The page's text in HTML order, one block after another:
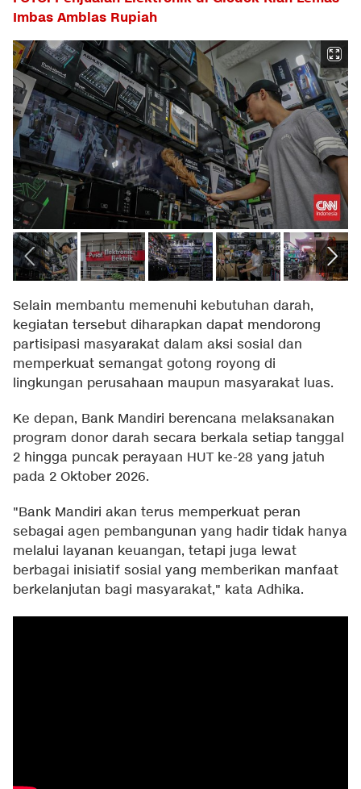
Imbas Amblas Rupiah
Selain membantu memenuhi kebutuhan darah,
kegiatan tersebut diharapkan dapat mendorong
partisipasi masyarakat dalam aksi sosial dan
memperkuat semangat gotong royong di
lingkungan perusahaan maupun masyarakat luas.
Ke depan, Bank Mandiri berencana melaksanakan
program donor darah secara berkala setiap tanggal
2 hingga puncak perayaan HUT ke-28 yang jatuh
pada 2 Oktober 2026.
"Bank Mandiri akan terus memperkuat peran
sebagai agen pembangunan yang hadir tidak hanya
melalui layanan keuangan, tetapi juga lewat
berbagai inisiatif sosial yang memberikan manfaat
berkelanjutan bagi masyarakat," kata Adhika.